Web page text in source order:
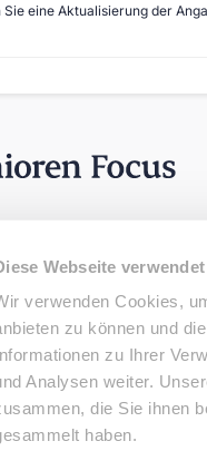
Webseite
verwenden Cookies,
zu können und
zu Ihrer
Analysen weiter.
die Sie ihnen
haben.
Sie eine Aktualisierung der